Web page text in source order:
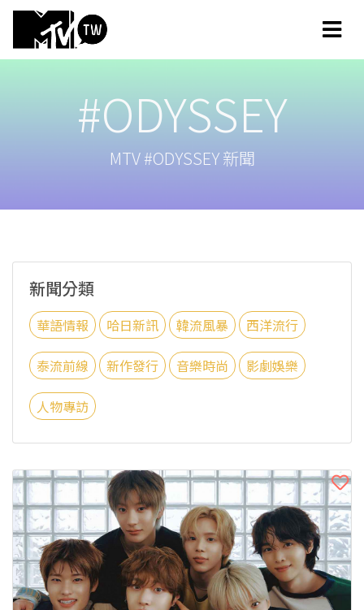
#ODYSSEY
MTV #ODYSSEY 新聞
新聞分類
華語情報 哈日新訊 韓流風暴 西洋流行
泰流前線 新作發行 音樂時尚 影劇娛樂
人物專訪